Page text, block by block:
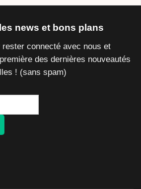
news et bons plans
rester connecté avec nous et
des dernières nouveautés
! (sans spam)